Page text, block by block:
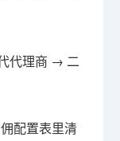
代理商 → 二
配置表里清